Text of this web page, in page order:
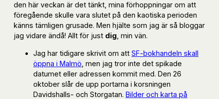
den här veckan är det tänkt, mina förhoppningar om att
föregående skulle vara slutet på den kaotiska perioden
känns tämligen grusade. Men hjälte som jag är så bloggar
jag vidare ändå! Allt för just dig , min vän.
Jag har tidigare skrivit om att SF-bokhandeln skall
öppna i Malmö , men jag tror inte det spikade
datumet eller adressen kommit med. Den 26
oktober slår de upp portarna i korsningen
Davidshalls- och Storgatan. Bilder och karta på